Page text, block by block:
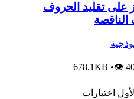
على تقليد الحروف
678.1KB •👁
اختبارات